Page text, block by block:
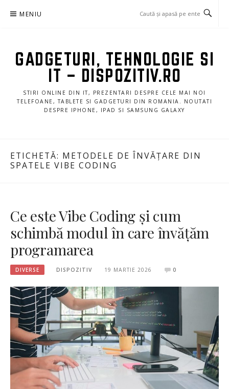
MENIU
GADGETURI, TEHNOLOGIE SI
IT – DISPOZITIV.RO
STIRI ONLINE DIN IT, PREZENTARI DESPRE CELE MAI NOI
TELEFOANE, TABLETE SI GADGETURI DIN ROMANIA. NOUTATI
DESPRE IPHONE, IPAD SI SAMSUNG GALAXY
ETICHETĂ: METODELE DE ÎNVĂȚARE DIN
SPATELE VIBE CODING
Ce este Vibe Coding și cum
schimbă modul în care învățăm
programarea
DIVERSE DISPOZITIV 19 MARTIE 2026 0